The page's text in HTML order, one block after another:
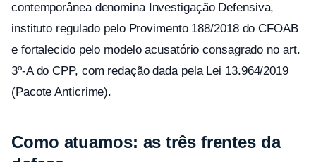
contemporânea denomina Investigação Defensiva,
instituto regulado pelo Provimento 188/2018 do CFOAB
e fortalecido pelo modelo acusatório consagrado no art.
3º-A do CPP, com redação dada pela Lei 13.964/2019
(Pacote Anticrime).
Como atuamos: as três frentes da